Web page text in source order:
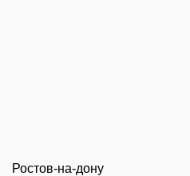
Ростов-на-дону